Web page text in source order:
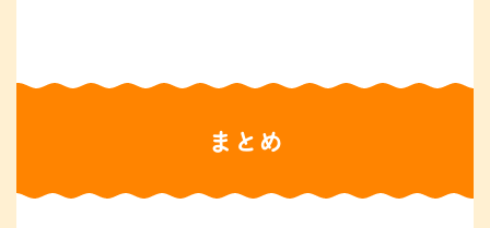
まとめ